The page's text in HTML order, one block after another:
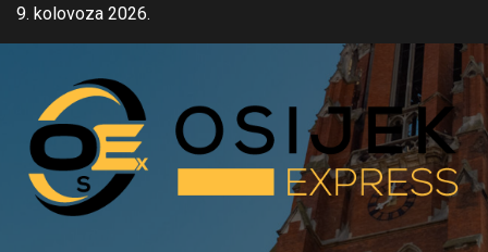
Skip9. kolovoza 2026.